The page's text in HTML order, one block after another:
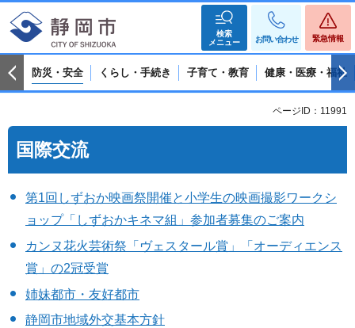
検索
メニュー
お問い合わせ 緊急情報
防災・安全 くらし・手続き 子育て・教育 健康・医療・福祉
ページID：11991
国際交流
第1回しずおか映画祭開催と小学生の映画撮影ワークシ
ョップ「しずおかキネマ組」参加者募集のご案内
カンヌ花火芸術祭「ヴェスタール賞」「オーディエンス
賞」の2冠受賞
姉妹都市・友好都市
静岡市地域外交基本方針